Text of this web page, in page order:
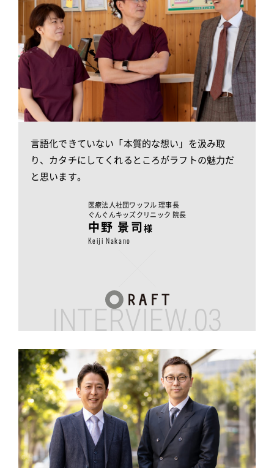
言語化できていない「本質的な想い」を汲み取
り、 カタチにしてくれるところがラフトの魅力だ
と思います。
医療法人社団ワッフル 理事長
ぐんぐんキッズクリニック 院長
中野 景司様
Keiji Nakano
INTERVIEW.03